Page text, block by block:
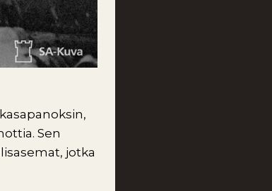
Sen
jotka